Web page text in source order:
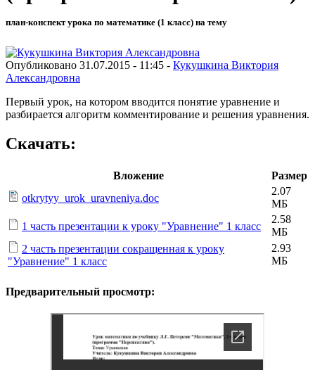
план-конспект урока по математике (1 класс) на тему
Опубликовано 31.07.2015 - 11:45 - Кукушкина Виктория
Александровна
Первый урок, на котором вводится понятие уравнение и
разбирается алгоритм комментирование и решения уравнения.
Скачать:
Вложение
Размер
otkrytyy_urok_uravneniya.doc
2.07
МБ
1 часть презентации к уроку "Уравнение" 1 класс
2.58
МБ
2 часть презентации сокращенная к уроку
"Уравнение" 1 класс
2.93
МБ
Предварительный просмотр: